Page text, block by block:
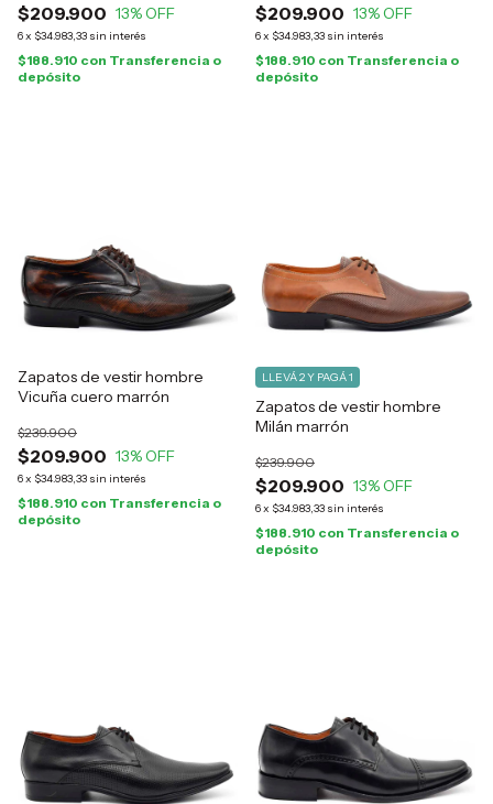
$209.900 13% OFF
6x $34.983,33 sin interés
$188.910 con Transferencia o
depósito
$209.900 13% OFF
6x $34.983,33 sin interés
$188.910 con Transferencia o
depósito
Zapatos de vestir hombre
Vicuña cuero marrón
$209.900
$239.900
13% OFF
6x $34.983,33 sin interés
$188.910 con Transferencia o
depósito
Zapatos de vestir hombre
Milán marrón
$209.900
$239.900
13% OFF
6x $34.983,33 sin interés
LLEVÁ 2 Y PAGÁ 1
$188.910 con Transferencia o
depósito